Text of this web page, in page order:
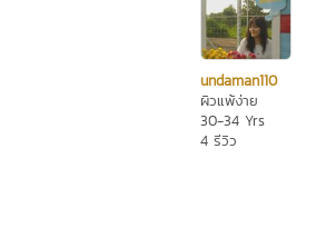
undaman110
ผิวแพ้ง่าย
30-34 Yrs
4 รีวิว